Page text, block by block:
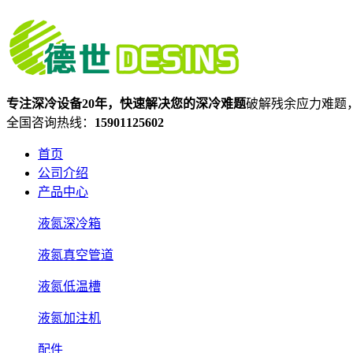
专注深冷设备20年，快速解决您的深冷难题破解残余应力难题
全国咨询热线： 15901125602
首页
公司介绍
产品中心
液氮深冷箱
液氮真空管道
液氮低温槽
液氮加注机
配件